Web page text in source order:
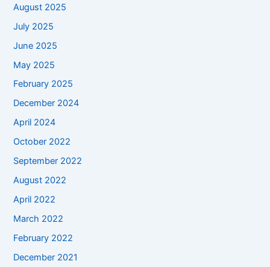
August 2025
July 2025
June 2025
May 2025
February 2025
December 2024
April 2024
October 2022
September 2022
August 2022
April 2022
March 2022
February 2022
December 2021